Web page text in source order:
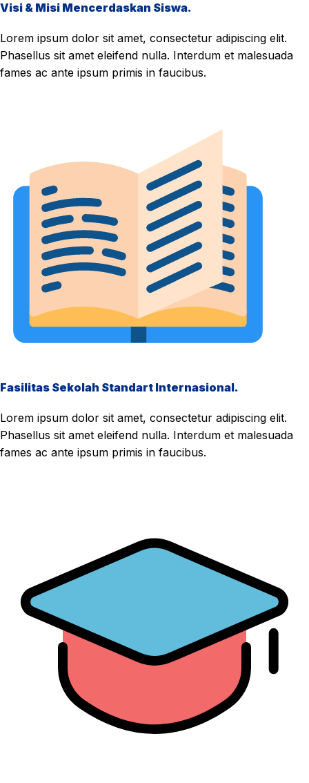
Visi & Misi Mencerdaskan Siswa.
Lorem ipsum dolor sit amet, consectetur adipiscing elit.
Phasellus sit amet eleifend nulla. Interdum et malesuada
fames ac ante ipsum primis in faucibus.
Fasilitas Sekolah Standart Internasional.
Lorem ipsum dolor sit amet, consectetur adipiscing elit.
Phasellus sit amet eleifend nulla. Interdum et malesuada
fames ac ante ipsum primis in faucibus.